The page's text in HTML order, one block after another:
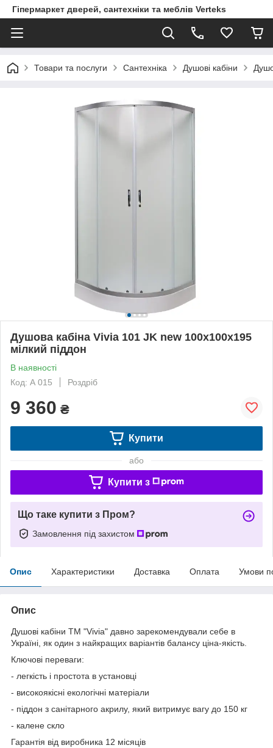
Гіпермаркет дверей, сантехніки та меблів Verteks
Товари та послуги Сантехніка Душові кабіни
Душова кабіна Vivia 101 JK new 100x100x195
мілкий піддон
В наявності
Код: А 015
Роздріб
9 360 ₴
Купити
або
Купити з
Що таке купити з Пром?
Замовлення під захистом
Опис Характеристики Доставка Оплата Умови
Опис
Душові кабіни ТМ "Vivia" давно зарекомендували себе в
Україні, як один з найкращих варіантів балансу ціна-якість.
Ключові переваги:
- легкість і простота в установці
- високоякісні екологічні матеріали
- піддон з санітарного акрилу, який витримує вагу до 150 кг
- калене скло
Гарантія від виробника 12 місяців